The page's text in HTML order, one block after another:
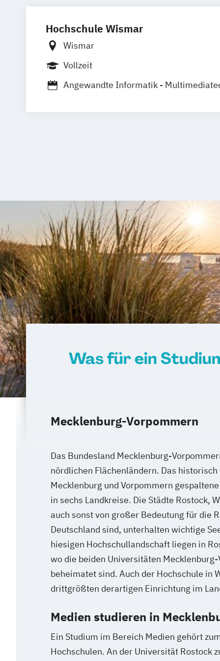
Hochschule Wismar
Wismar
Vollzeit
Angewandte Informatik -
Was für ein
Mecklenburg-Vorpommern
Das Bundesland Mecklenburg-
nördlichen Flächenländern. Das
Mecklenburg und Vorpommern
in sechs Landkreise. Die Städte Rostock,
auch sonst von großer Bedeutung für die
Deutschland sind, unterhalten wichtige
hiesigen Hochschullandschaft liegen in
wo die beiden Universitäten
beheimatet sind. Auch der Hochschule in
drittgrößten derartigen Einrichtung im
Medien studieren in
Ein Studium im Bereich Medien gehört
Hochschulen. An der Universität Rostock